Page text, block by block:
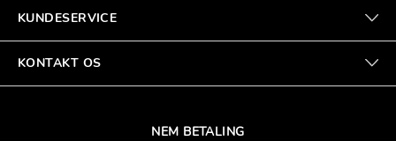
KUNDESERVICE
KONTAKT OS
NEM BETALING